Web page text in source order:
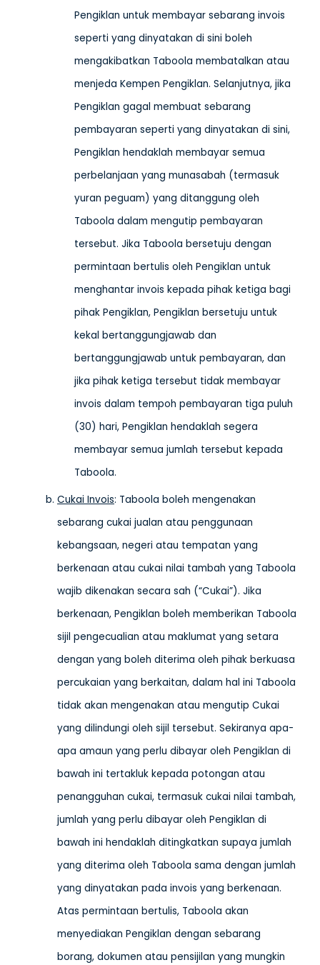
Pengiklan untuk membayar sebarang invois
seperti yang dinyatakan di sini boleh
mengakibatkan Taboola membatalkan atau
menjeda Kempen Pengiklan. Selanjutnya, jika
Pengiklan gagal membuat sebarang
pembayaran seperti yang dinyatakan di sini,
Pengiklan hendaklah membayar semua
perbelanjaan yang munasabah (termasuk
yuran peguam) yang ditanggung oleh
Taboola dalam mengutip pembayaran
tersebut. Jika Taboola bersetuju dengan
permintaan bertulis oleh Pengiklan untuk
menghantar invois kepada pihak ketiga bagi
pihak Pengiklan, Pengiklan bersetuju untuk
kekal bertanggungjawab dan
bertanggungjawab untuk pembayaran, dan
jika pihak ketiga tersebut tidak membayar
invois dalam tempoh pembayaran tiga puluh
(30) hari, Pengiklan hendaklah segera
membayar semua jumlah tersebut kepada
Taboola.
Cukai Invois: Taboola boleh mengenakan
sebarang cukai jualan atau penggunaan
kebangsaan, negeri atau tempatan yang
berkenaan atau cukai nilai tambah yang Taboola
wajib dikenakan secara sah (“Cukai”). Jika
berkenaan, Pengiklan boleh memberikan Taboola
sijil pengecualian atau maklumat yang setara
dengan yang boleh diterima oleh pihak berkuasa
percukaian yang berkaitan, dalam hal ini Taboola
tidak akan mengenakan atau mengutip Cukai
yang dilindungi oleh sijil tersebut. Sekiranya apa-
apa amaun yang perlu dibayar oleh Pengiklan di
bawah ini tertakluk kepada potongan atau
penangguhan cukai, termasuk cukai nilai tambah,
jumlah yang perlu dibayar oleh Pengiklan di
bawah ini hendaklah ditingkatkan supaya jumlah
yang diterima oleh Taboola sama dengan jumlah
yang dinyatakan pada invois yang berkenaan.
Atas permintaan bertulis, Taboola akan
menyediakan Pengiklan dengan sebarang
borang, dokumen atau pensijilan yang mungkin